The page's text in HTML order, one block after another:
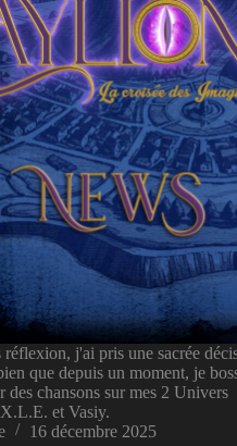
réflexion, j'ai pris une sacrée
que depuis un moment, je
des chansons sur mes 2 Univers
et Vasiy.
16 décembre 2025